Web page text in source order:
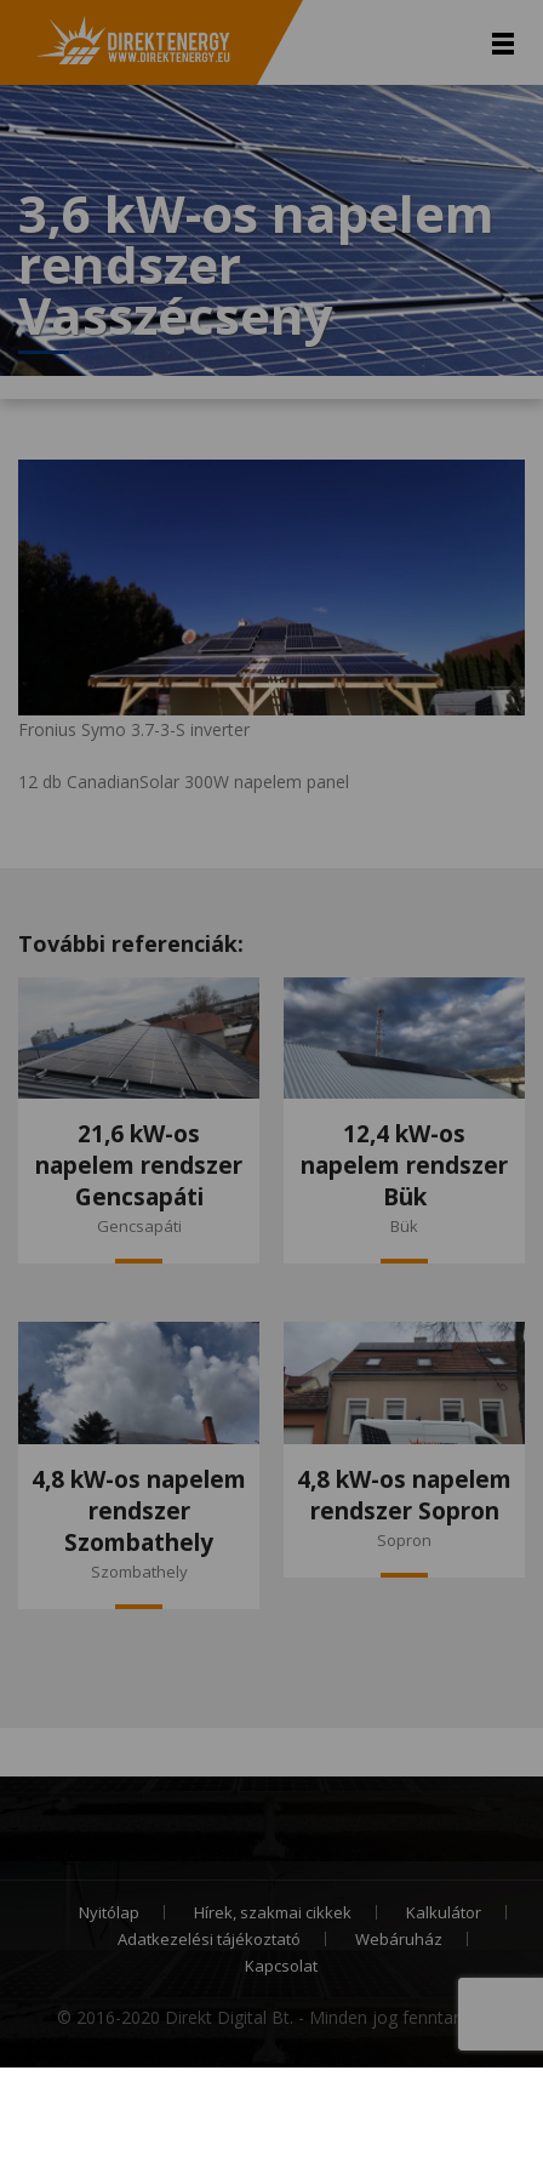
3,6 kW-os napelem
rendszer
Vasszécseny
Fronius Symo 3.7-3-S inverter
12 db CanadianSolar 300W napelem panel
További referenciák:
21,6 kW-os
napelem rendszer
Gencsapáti
Gencsapáti
12,4 kW-os
napelem rendszer
Bük
Bük
4,8 kW-os napelem
rendszer
Szombathely
Szombathely
4,8 kW-os napelem
rendszer Sopron
Sopron
Nyitólap Hírek, szakmai cikkek
Kalkulátor
Adatkezelési tájékoztató
Webáruház
Kapcsolat
© 2016-2020 Direkt Digital Bt. - Minden jog fenntartva.